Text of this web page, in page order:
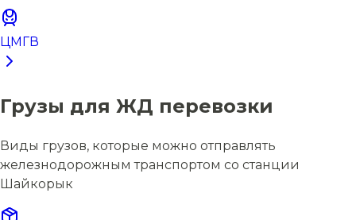
ЦМГВ
Грузы для ЖД перевозки
Виды грузов, которые можно отправлять
железнодорожным транспортом со станции
Шайкорык